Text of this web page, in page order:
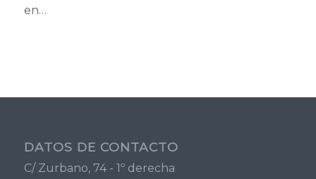
en…
DATOS DE CONTACTO
C/ Zurbano, 74 - 1º derecha